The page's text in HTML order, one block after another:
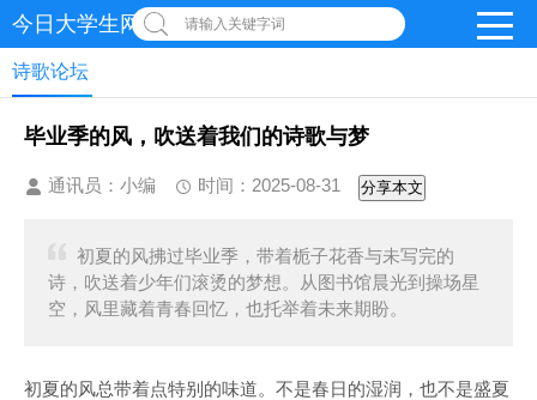
今日大学生网 | 在线投稿
请输入关键字词
诗歌论坛
毕业季的风，吹送着我们的诗歌与梦
通讯员：小编 时间：2025-08-31 分享本文
初夏的风拂过毕业季，带着栀子花香与未写完的
诗，吹送着少年们滚烫的梦想。从图书馆晨光到操场星
空，风里藏着青春回忆，也托举着未来期盼。
初夏的风总带着点特别的味道。不是春日的湿润，也不是盛夏